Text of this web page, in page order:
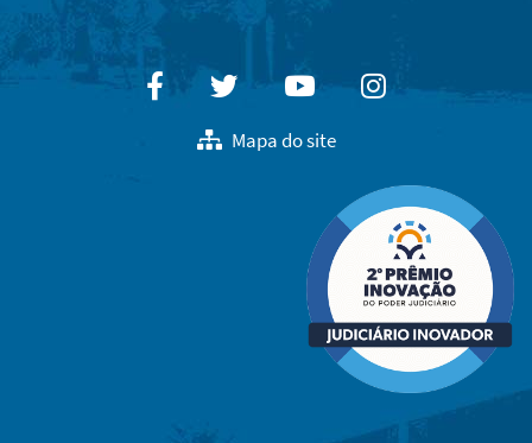
FacebookTwitterYoutubeInstagram
Mapa do site